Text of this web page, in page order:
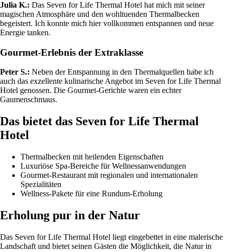
Julia K.: Das Seven for Life Thermal Hotel hat mich mit seiner
magischen Atmosphäre und den wohltuenden Thermalbecken
begeistert. Ich konnte mich hier vollkommen entspannen und neue
Energie tanken.
Gourmet-Erlebnis der Extraklasse
Peter S.: Neben der Entspannung in den Thermalquellen habe ich
auch das exzellente kulinarische Angebot im Seven for Life Thermal
Hotel genossen. Die Gourmet-Gerichte waren ein echter
Gaumenschmaus.
Das bietet das Seven for Life Thermal
Hotel
Thermalbecken mit heilenden Eigenschaften
Luxuriöse Spa-Bereiche für Wellnessanwendungen
Gourmet-Restaurant mit regionalen und internationalen
Spezialitäten
Wellness-Pakete für eine Rundum-Erholung
Erholung pur in der Natur
Das Seven for Life Thermal Hotel liegt eingebettet in eine malerische
Landschaft und bietet seinen Gästen die Möglichkeit, die Natur in